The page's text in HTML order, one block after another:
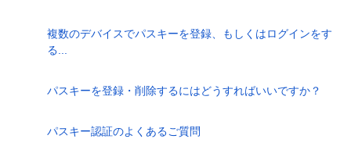
複数のデバイスでパスキーを登録、もしくはログインをす
る...
パスキーを登録・削除するにはどうすればいいですか？
パスキー認証のよくあるご質問